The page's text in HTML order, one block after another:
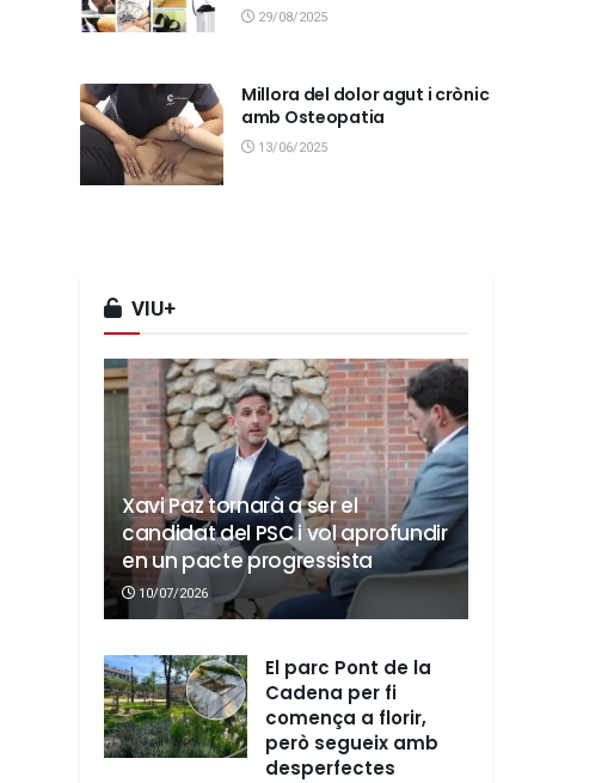
29/08/2025
Millora del dolor agut i crònic
amb Osteopatia
13/06/2025
VIU+
Xavi Paz tornarà a ser el
candidat del PSC i vol aprofundir
en un pacte progressista
10/07/2026
El parc Pont de la
Cadena per fi
comença a florir,
però segueix amb
desperfectes